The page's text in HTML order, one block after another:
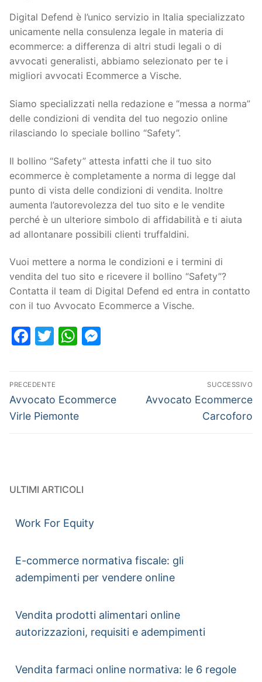
Digital Defend è l’unico servizio in Italia specializzato
unicamente nella consulenza legale in materia di
ecommerce: a differenza di altri studi legali o di
avvocati generalisti, abbiamo selezionato per te i
migliori avvocati Ecommerce a Vische.
Siamo specializzati nella redazione e “messa a norma”
delle condizioni di vendita del tuo negozio online
rilasciando lo speciale bollino “Safety”.
Il bollino “Safety” attesta infatti che il tuo sito
ecommerce è completamente a norma di legge dal
punto di vista delle condizioni di vendita. Inoltre
aumenta l’autorevolezza del tuo sito e le vendite
perché è un ulteriore simbolo di affidabilità e ti aiuta
ad allontanare possibili clienti truffaldini.
Vuoi mettere a norma le condizioni e i termini di
vendita del tuo sito e ricevere il bollino “Safety”?
Contatta il team di Digital Defend ed entra in contatto
con il tuo Avvocato Ecommerce a Vische.
Facebook
TwitterWhatsApp
PRECEDENTE
Avvocato Ecommerce
Virle Piemonte
SUCCESSIVO
Avvocato Ecommerce
Carcoforo
ULTIMI ARTICOLI
Work For Equity
E-commerce normativa fiscale: gli
adempimenti per vendere online
Vendita prodotti alimentari online
autorizzazioni, requisiti e adempimenti
Vendita farmaci online normativa: le 6 regole